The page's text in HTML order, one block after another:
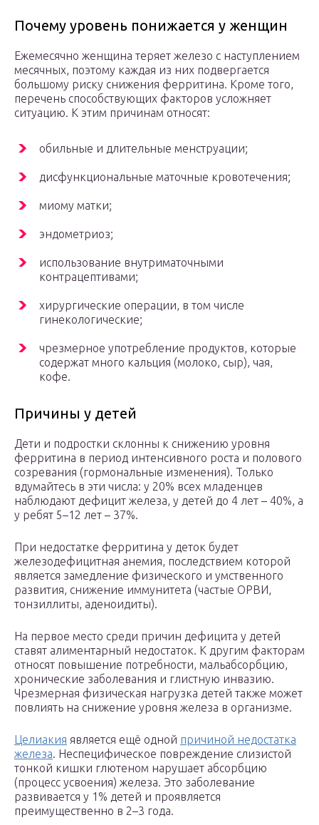
Почему уровень понижается у женщин
Ежемесячно женщина теряет железо с наступлением
месячных, поэтому каждая из них подвергается
большому риску снижения ферритина. Кроме того,
перечень способствующих факторов усложняет
ситуацию. К этим причинам относят:
обильные и длительные менструации;
дисфункциональные маточные кровотечения;
миому матки;
эндометриоз;
использование внутриматочными
контрацептивами;
хирургические операции, в том числе
гинекологические;
чрезмерное употребление продуктов, которые
содержат много кальция (молоко, сыр), чая,
кофе.
Причины у детей
Дети и подростки склонны к снижению уровня
ферритина в период интенсивного роста и полового
созревания (гормональные изменения). Только
вдумайтесь в эти числа: у 20% всех младенцев
наблюдают дефицит железа, у детей до 4 лет – 40%, а
у ребят 5–12 лет – 37%.
При недостатке ферритина у деток будет
железодефицитная анемия, последствием которой
является замедление физического и умственного
развития, снижение иммунитета (частые ОРВИ,
тонзиллиты, аденоидиты).
На первое место среди причин дефицита у детей
ставят алиментарный недостаток. К другим факторам
относят повышение потребности, мальабсорбцию,
хронические заболевания и глистную инвазию.
Чрезмерная физическая нагрузка детей также может
повлиять на снижение уровня железа в организме.
Целиакия является ещё одной причиной недостатка
железа. Неспецифическое повреждение слизистой
тонкой кишки глютеном нарушает абсорбцию
(процесс усвоения) железа. Это заболевание
развивается у 1% детей и проявляется
преимущественно в 2–3 года.